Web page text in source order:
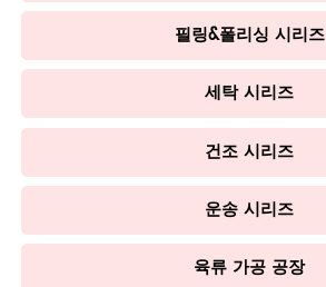
필링&폴리싱 시리즈
세탁 시리즈
건조 시리즈
운송 시리즈
육류 가공 공장